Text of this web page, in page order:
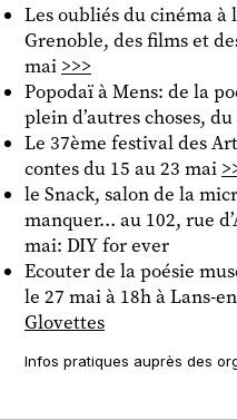
Les oubliés du cinéma à
Grenoble, des films et
mai >>>
Popodaï à Mens: de la
plein d’autres choses,
Le 37ème festival des
contes du 15 au 23 mai
le Snack, salon de la
manquer… au 102, rue
mai: DIY for ever
Ecouter de la poésie
le 27 mai à 18h à Lans-
Glovettes
Infos pratiques auprès des